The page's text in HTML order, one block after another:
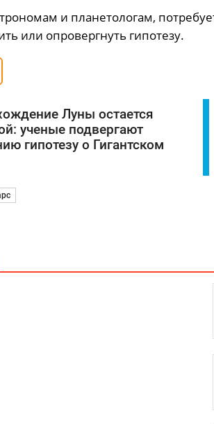
и планетологам,
или опровергнуть гипотезу.
Луны остается
ученые подвергают
гипотезу о Гигантском